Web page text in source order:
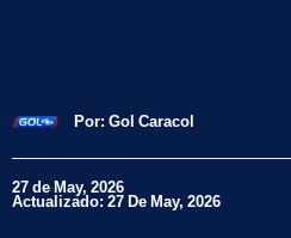
Por: Gol Caracol
27 de May, 2026
Actualizado: 27 De May, 2026